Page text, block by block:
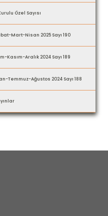
Özel Sayısı
Mart-Nisan 2025 Sayı 190
Kasım-Aralık 2024 Sayı 189
Temmuz-Ağustos 2024 Sayı 188